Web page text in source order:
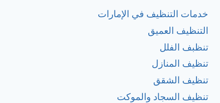
خدمات التنظيف في الإمارات
التنظيف العميق
تنظبف الفلل
تنظيف المنازل
تنظيف الشقق
تنظيف السجاد والموكت